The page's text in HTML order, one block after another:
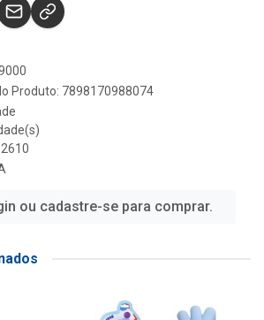
Produto: 7898170988074
ou cadastre-se para comprar.